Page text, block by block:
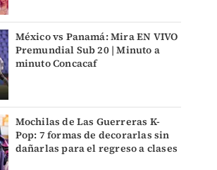
México vs Panamá: Mira EN VIVO
Premundial Sub 20 | Minuto a
minuto Concacaf
Mochilas de Las Guerreras K-
Pop: 7 formas de decorarlas sin
dañarlas para el regreso a clases